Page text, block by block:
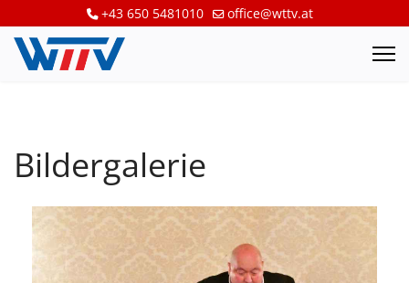
+43 650 5481010 office@wttv.at
Bildergalerie